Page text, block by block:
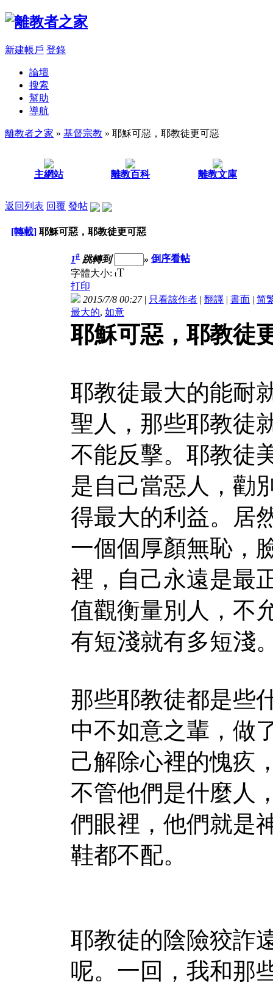
新建帳戶 登錄
論壇
搜索
幫助
導航
離教者之家 » 基督宗教 » 耶穌可惡，耶教徒更可惡
主網站 離教百科 離教文庫
返回列表 回覆 發帖
[轉載] 耶穌可惡，耶教徒更可惡
1# 跳轉到 » 倒序看帖
字體大小: tT
打印
2015/7/8 00:27| 只看該作者 | 翻譯 | 書面 | 简
最大的, 如意
耶穌可惡，耶教徒
耶教徒最大的能耐
聖人，那些耶教徒
不能反擊。耶教徒
是自己當惡人，勸
得最大的利益。居
一個個厚顏無恥，
裡，自己永遠是最
值觀衡量別人，不
有短淺就有多短淺
那些耶教徒都是些
中不如意之輩，做
己解除心裡的愧疚
不管他們是什麼人
們眼裡，他們就是
鞋都不配。
耶教徒的陰險狡詐
呢。一回，我和那